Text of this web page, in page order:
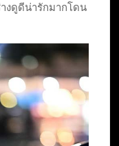
งดูดีน่ารักมากโดน